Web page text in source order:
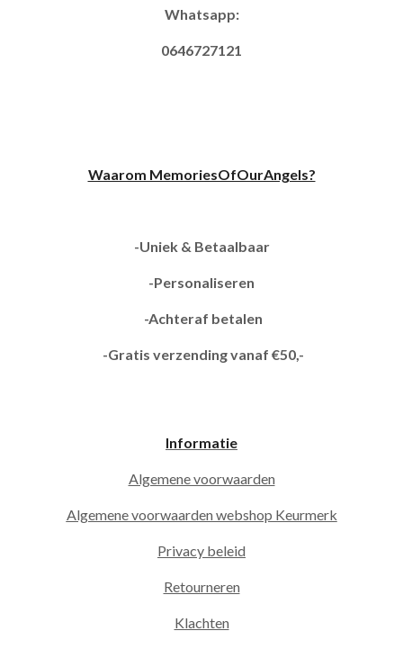
Whatsapp:
0646727121
Waarom MemoriesOfOurAngels?
-Uniek & Betaalbaar
-Personaliseren
-Achteraf betalen
-Gratis verzending vanaf €50,-
Informatie
Algemene voorwaarden
Algemene voorwaarden webshop Keurmerk
Privacy beleid
Retourneren
Klachten